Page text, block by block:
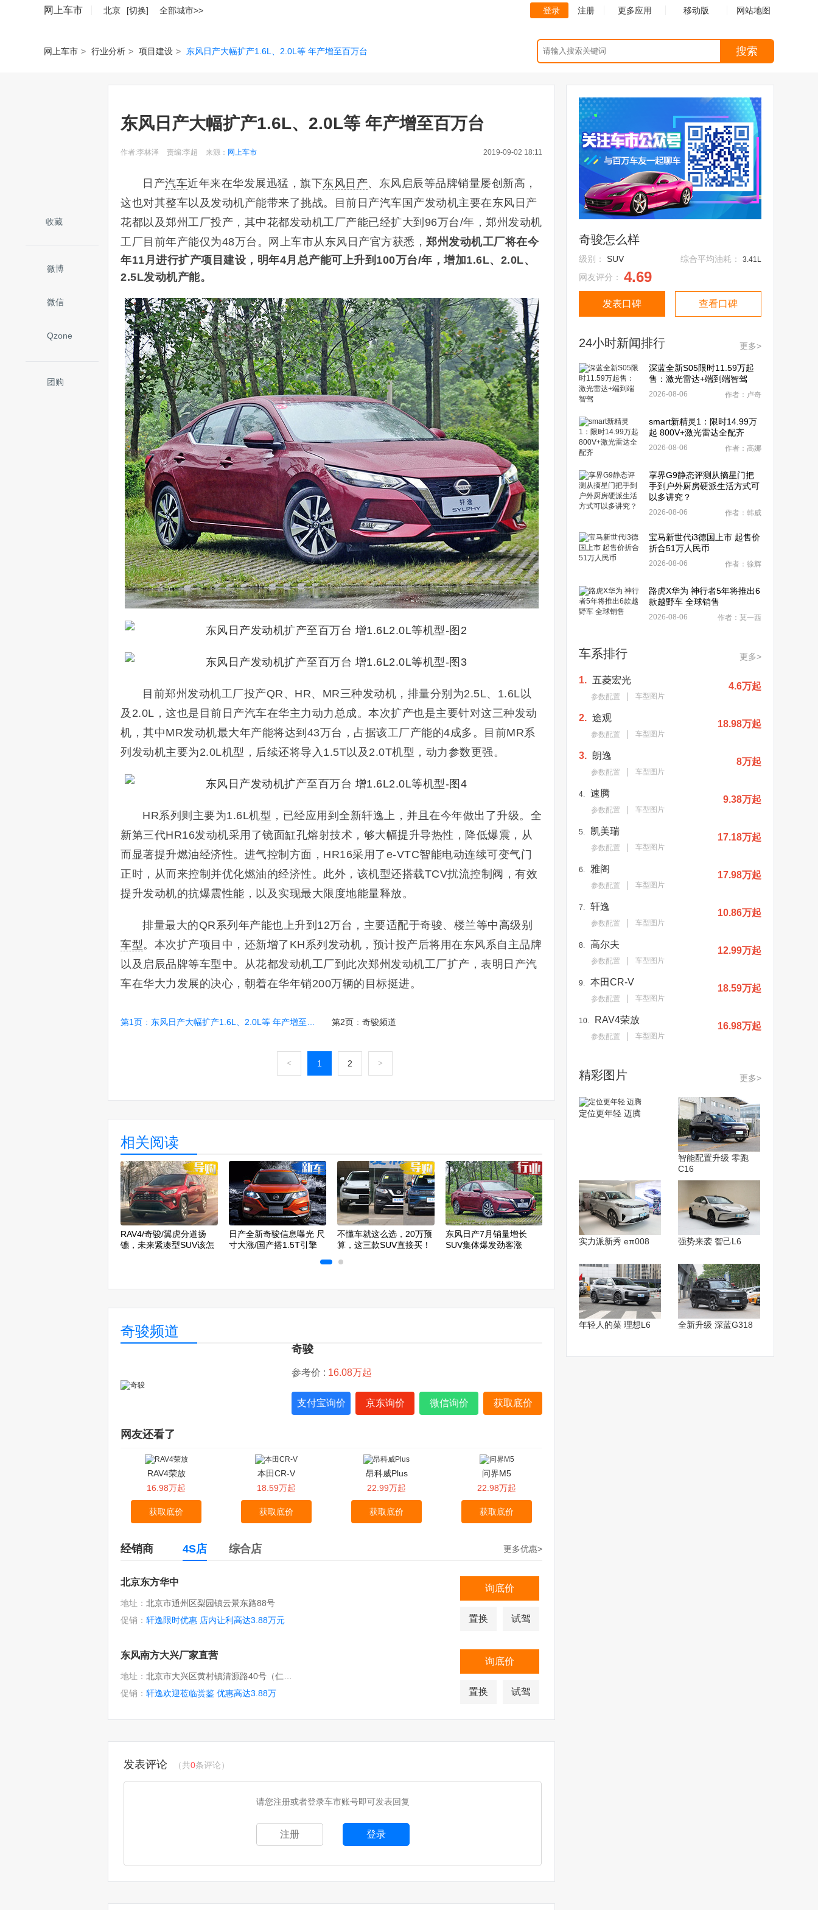
网上车市 北京 [切换] 全部城市>> 登录 注册 更多应用 移动版 网站地图
网上车市 > 行业分析 > 项目建设 > 东风日产大幅扩产1.6L、2.0L等 年产增至百万台 搜索
收藏
微博
微信
Qzone
团购
东风日产大幅扩产1.6L、2.0L等 年产增至百万台
作者:李林泽 责编:李超 来源： 网上车市 2019-09-02 18:11
日产汽车近年来在华发展迅猛，旗下东风日产、东风启辰等品牌销量屡创新高，
这也对其整车以及发动机产能带来了挑战。目前日产汽车国产发动机主要在东风日产
花都以及郑州工厂投产，其中花都发动机工厂产能已经扩大到96万台/年，郑州发动机
工厂目前年产能仅为48万台。网上车市从东风日产官方获悉， 郑州发动机工厂将在今
年11月进行扩产项目建设，明年4月总产能可上升到100万台/年，增加1.6L、2.0L、
2.5L发动机产能。
目前郑州发动机工厂投产QR、HR、MR三种发动机，排量分别为2.5L、1.6L以
及2.0L，这也是目前日产汽车在华主力动力总成。本次扩产也是主要针对这三种发动
机，其中MR发动机最大年产能将达到43万台，占据该工厂产能的4成多。目前MR系
列发动机主要为2.0L机型，后续还将导入1.5T以及2.0T机型，动力参数更强。
HR系列则主要为1.6L机型，已经应用到全新轩逸上，并且在今年做出了升级。全
新第三代HR16发动机采用了镜面缸孔熔射技术，够大幅提升导热性，降低爆震，从
而显著提升燃油经济性。进气控制方面，HR16采用了e-VTC智能电动连续可变气门
正时，从而来控制并优化燃油的经济性。此外，该机型还搭载TCV扰流控制阀，有效
提升发动机的抗爆震性能，以及实现最大限度地能量释放。
排量最大的QR系列年产能也上升到12万台，主要适配于奇骏、楼兰等中高级别
车型。本次扩产项目中，还新增了KH系列发动机，预计投产后将用在东风系自主品牌
以及启辰品牌等车型中。从花都发动机工厂到此次郑州发动机工厂扩产，表明日产汽
车在华大力发展的决心，朝着在华年销200万辆的目标挺进。
第1页 : 东风日产大幅扩产1.6L、2.0L等 年产增至百万台 第2页 : 奇骏频道
< 1 2 >
相关阅读
RAV4/奇骏/翼虎分道扬
镳，未来紧凑型SUV该怎
日产全新奇骏信息曝光 尺
寸大涨/国产搭1.5T引擎
不懂车就这么选，20万预
算，这三款SUV直接买！
东风日产7月销量增长
SUV集体爆发劲客涨
日产全新奇骏谍照曝光 明
年亮相/国产搭1.5T引擎
七座车更适合假期出游 这
四款车都各有特点
奇骏频道
奇骏
参考价 : 16.08万起
支付宝询价 京东询价 微信询价 获取底价
网友还看了
RAV4荣放
16.98万起
获取底价
本田CR-V
18.59万起
获取底价
昂科威Plus
22.99万起
获取底价
问界M5
22.98万起
获取底价
经销商 4S店 综合店 更多优惠>
北京东方华中
地址： 北京市通州区梨园镇云景东路88号
促销： 轩逸限时优惠 店内让利高达3.88万元
询底价
置换 试驾
东风南方大兴厂家直营
地址：
促销： 轩逸欢迎莅临赏鉴 优惠高达3.88万
询底价
置换 试驾
发表评论 （共0条评论）
请您注册或者登录车市账号即可发表回复
注册 登录
奇骏怎么样
级别： SUV 综合平均油耗： 3.41L
网友评分： 4.69
发表口碑 查看口碑
24小时新闻排行 更多>
深蓝全新S05限时11.59万起
售：激光雷达+端到端智驾
2026-08-06 作者：卢奇
smart新精灵1：限时14.99万
起 800V+激光雷达全配齐
2026-08-06 作者：高娜
享界G9静态评测从摘星门把
手到户外厨房硬派生活方式可
以多讲究？
2026-08-06 作者：韩威
宝马新世代i3德国上市 起售价
折合51万人民币
2026-08-06 作者：徐辉
路虎X华为 神行者5年将推出6
款越野车 全球销售
2026-08-06 作者：莫一西
车系排行 更多>
1. 五菱宏光
参数配置 车型图片
4.6万起
2. 途观
参数配置 车型图片
18.98万起
3. 朗逸
参数配置 车型图片
8万起
4. 速腾
参数配置 车型图片
9.38万起
5. 凯美瑞
参数配置 车型图片
17.18万起
6. 雅阁
参数配置 车型图片
17.98万起
7. 轩逸
参数配置 车型图片
10.86万起
8. 高尔夫
参数配置 车型图片
12.99万起
9. 本田CR-V
参数配置 车型图片
18.59万起
10. RAV4荣放
参数配置 车型图片
16.98万起
精彩图片 更多>
定位更年轻 迈腾
智能配置升级 零跑
C16
实力派新秀 eπ008 强势来袭 智己L6
年轻人的菜 理想L6 全新升级 深蓝G318